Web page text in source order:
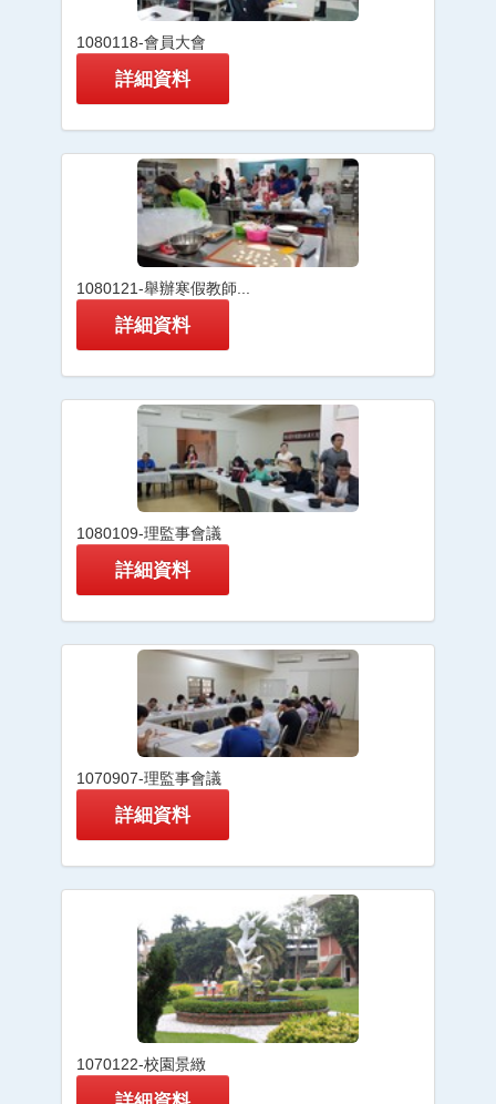
1080118-會員大會
詳細資料
1080121-舉辦寒假教師...
詳細資料
1080109-理監事會議
詳細資料
1070907-理監事會議
詳細資料
1070122-校園景緻